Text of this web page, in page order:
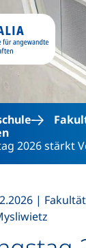
2026 stärkt
|